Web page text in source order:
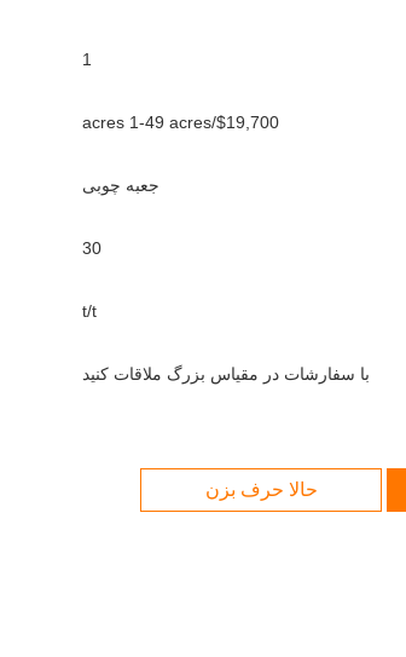
1
$19,700/acres 1-49 acres
جعبه چوبی
30
t/t
با سفارشات در مقیاس بزرگ ملاقات کنید
حالا حرف بزن